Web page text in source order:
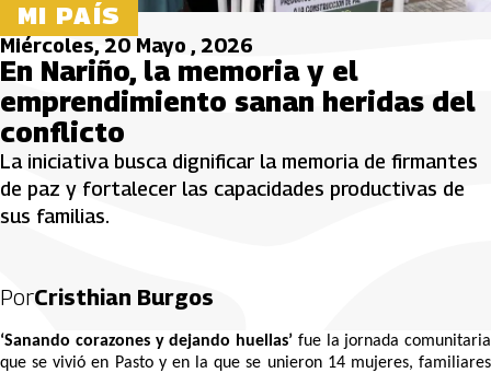
MI PAÍS
Miércoles, 20 Mayo , 2026
En Nariño, la memoria y el
emprendimiento sanan heridas del
conflicto
La iniciativa busca dignificar la memoria de firmantes
de paz y fortalecer las capacidades productivas de
sus familias.
PorCristhian Burgos
‘Sanando corazones y dejando huellas’ fue la jornada comunitaria
que se vivió en Pasto y en la que se unieron 14 mujeres, familiares